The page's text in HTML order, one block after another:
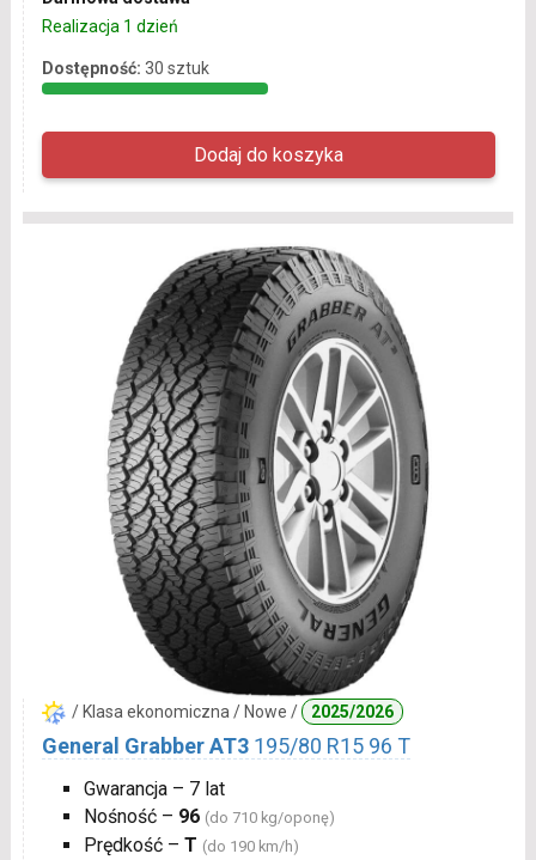
Realizacja 1 dzień
Dostępność: 30 sztuk
/ Klasa ekonomiczna / Nowe / 2025/2026
General Grabber AT3 195/80 R15 96 T
Gwarancja – 7 lat
Nośność – 96 (do 710 kg/oponę)
Prędkość – T (do 190 km/h)